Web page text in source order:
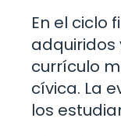
En el ciclo
adquiridos
currículo
cívica. La
los